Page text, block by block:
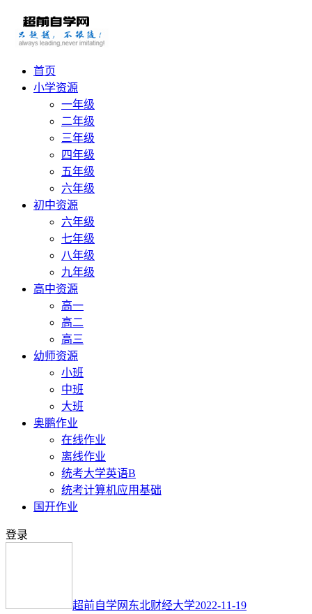
首页
小学资源
一年级
二年级
三年级
四年级
五年级
六年级
初中资源
六年级
七年级
八年级
九年级
高中资源
高一
高二
高三
幼师资源
小班
中班
大班
奥鹏作业
在线作业
离线作业
统考大学英语B
统考计算机应用基础
国开作业
登录
超前自学网 东北财经大学2022-11-19